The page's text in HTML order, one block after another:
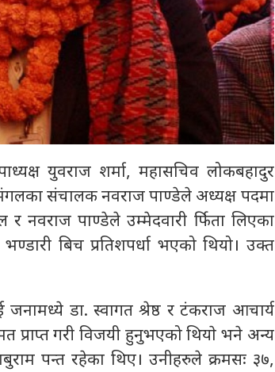
युवराज शर्मा, महासचिव लोकबहादुर
संचालक नवराज पाण्डेले अध्यक्ष पदमा
र नवराज पाण्डेले उम्मेदवारी र्फिता लिएका
बिच प्रतिशपर्धा भएको थियो। उक्त
डा. स्वागत श्रेष्ठ र टंकराज आचार्य
प्राप्त गरी विजयी हुनुभएको थियाे भने अन्य
पन्त रहेका थिए। उनीहरुले क्रमसः ३७,